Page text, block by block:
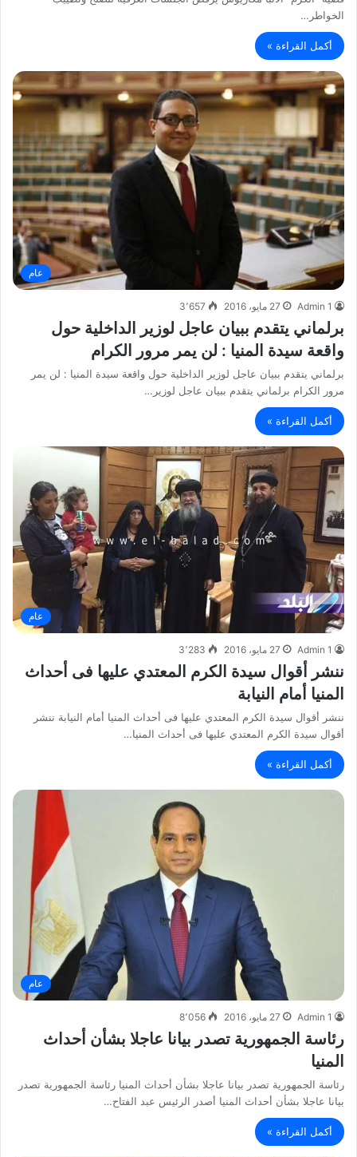
الخواطر…
أكمل القراءة »
عام
Admin 1 27 مايو، 2016 3٬657
برلماني يتقدم ببيان عاجل لوزير الداخلية حول
واقعة سيدة المنيا : لن يمر مرور الكرام
برلماني يتقدم ببيان عاجل لوزير الداخلية حول واقعة سيدة المنيا : لن يمر
مرور الكرام برلماني يتقدم ببيان عاجل لوزير…
أكمل القراءة »
عام
Admin 1 27 مايو، 2016 3٬283
ننشر أقوال سيدة الكرم المعتدي عليها فى أحداث
المنيا أمام النيابة
ننشر أقوال سيدة الكرم المعتدي عليها فى أحداث المنيا أمام النيابة ننشر
أقوال سيدة الكرم المعتدي عليها فى أحداث المنيا…
أكمل القراءة »
عام
Admin 1 27 مايو، 2016 8٬056
رئاسة الجمهورية تصدر بيانا عاجلا بشأن أحداث
المنيا
رئاسة الجمهورية تصدر بيانا عاجلا بشأن أحداث المنيا رئاسة الجمهورية تصدر
بيانا عاجلا بشأن أحداث المنيا أصدر الرئيس عبد الفتاح…
أكمل القراءة »